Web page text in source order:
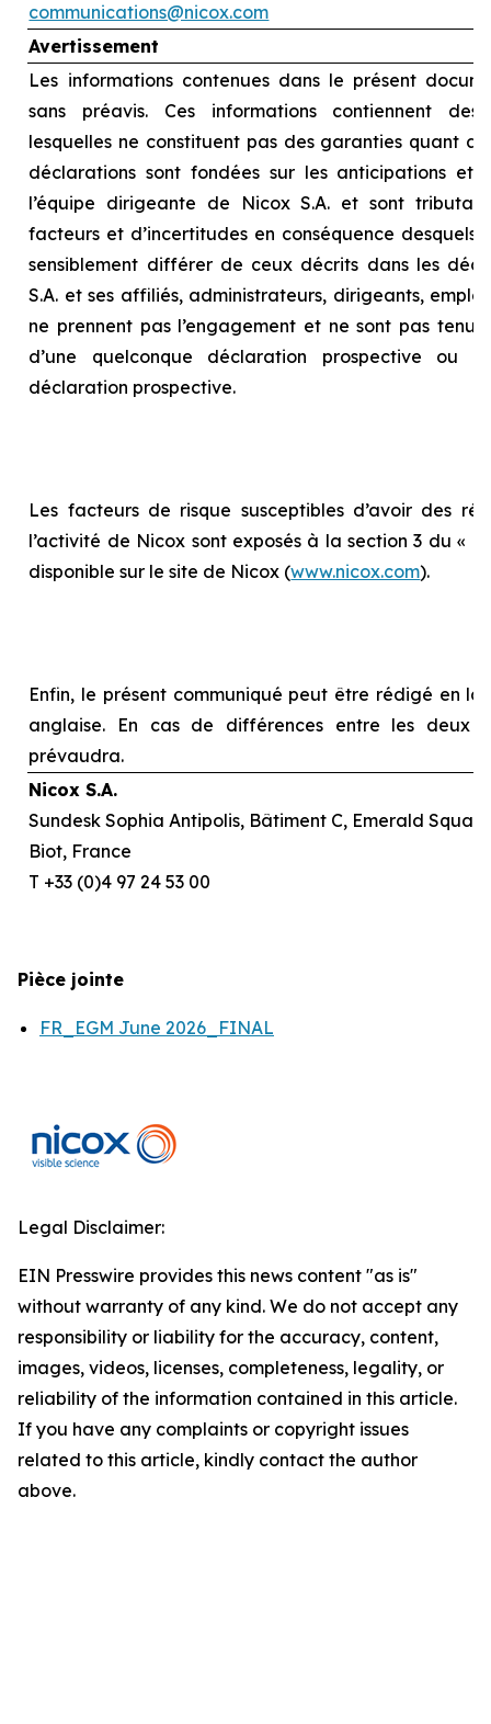
communications@nicox.com
Avertissement
Les informations contenues dans le présent
sans préavis. Ces informations contiennent des
lesquelles ne constituent pas des garanties quant
déclarations sont fondées sur les anticipations et
l’équipe dirigeante de Nicox S.A. et sont
facteurs et d’incertitudes en conséquence desquels
sensiblement différer de ceux décrits dans les
S.A. et ses affiliés, administrateurs, dirigeants,
ne prennent pas l’engagement et ne sont pas
d’une quelconque déclaration prospective ou
déclaration prospective.
Les facteurs de risque susceptibles d’avoir des
l’activité de Nicox sont exposés à la section 3 du «
disponible sur le site de Nicox (www.nicox.com).
Enfin, le présent communiqué peut être rédigé en
anglaise. En cas de différences entre les deux
prévaudra.
Nicox S.A.
Sundesk Sophia Antipolis, Bâtiment C, Emerald
Biot, France
T +33 (0)4 97 24 53 00
Pièce jointe
FR_EGM June 2026_FINAL
Legal Disclaimer:
EIN Presswire provides this news content "as is"
without warranty of any kind. We do not accept any
responsibility or liability for the accuracy, content,
images, videos, licenses, completeness, legality, or
reliability of the information contained in this article.
If you have any complaints or copyright issues
related to this article, kindly contact the author
above.